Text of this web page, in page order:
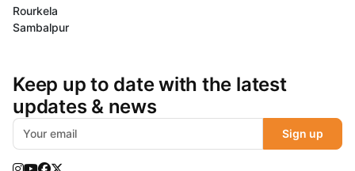
Rourkela
Sambalpur
Keep up to date with the latest
updates & news
Sign up